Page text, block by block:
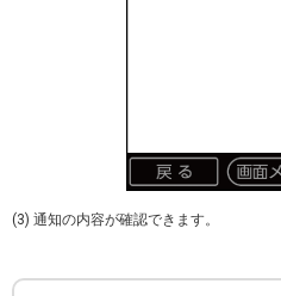
(3) 通知の内容が確認できます。